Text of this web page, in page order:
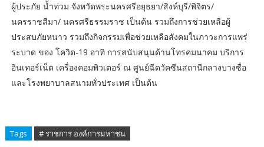
ผู้ประภัย นํ้าท่วม จังหวัดพระนครศรีอยุธยา/สิงห์บุรี/พิจิตร/
นครราชสีมา/ นครศรีธรรมราช เป็นต้น รวมถึงการช่วยเหลือผู้
ประสบภัยหนาว รวมถึงกิจกรรมเพื่อช่วยเหลือสังคมในภาวะการแพร่
ระบาด ของ โควิด-19 อาทิ การสนับสนุนด้านโทรคมนาคม บริการ
อินเทอร์เน็ต เครื่องคอมพิวเตอร์ ณ ศูนย์ฉีดวัคซีนสถานีกลางบางซื่อ
และโรงพยาบาลสนามทั่วประเทศ เป็นต้น
Tags # ราชการ องค์การมหาชน